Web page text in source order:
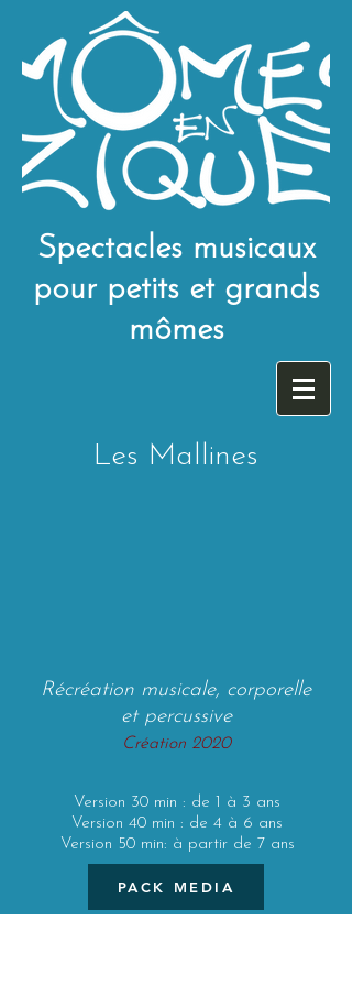
Spectacles musicaux
pour petits et grands
mômes
Les Mallines
Récréation musicale, corporelle
et percussive
Création 2020
Version 30 min : de 1 à 3 ans
Version 40 min : de 4 à 6 ans
Version 50 min: à partir de 7 ans
PACK MEDIA